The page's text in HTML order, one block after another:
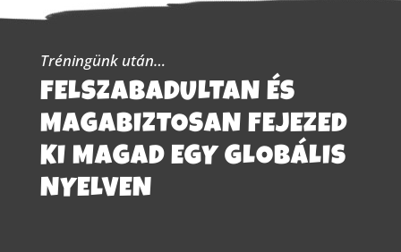
Tréningünk után…
FELSZABADULTAN ÉS
MAGABIZTOSAN FEJEZED
KI MAGAD EGY GLOBÁLIS
NYELVEN